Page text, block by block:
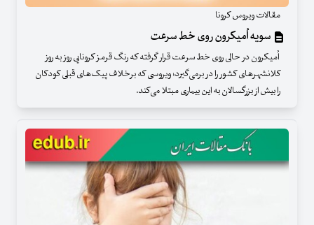
مقالات ویروس کرونا
سویه اُمیکرون روی خط سرعت
اُمیکرون در حالی روی خط سرعت قرار گرفته که رنگ قرمز کرونایی روز به روز
کلانشهرهای کشور را در برمی‌گیرد؛ ویروسی که برخلاف پیک‌های قبلی کودکان
را بیش از بزرگسالان به این بیماری مبتلا می‌کند.